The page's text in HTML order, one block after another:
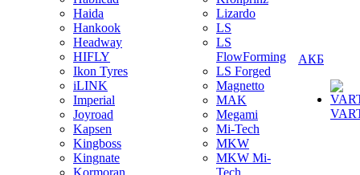
Haida
Hankook
Headway
HIFLY
Ikon Tyres
iLINK
Imperial
Joyroad
Kapsen
Kingboss
Kingnate
Kormoran
Lizardo
LS
LS
FlowForming
LS Forged
Magnetto
MAK
Megami
Mi-Tech
MKW
MKW Mi-
Tech
АКБ